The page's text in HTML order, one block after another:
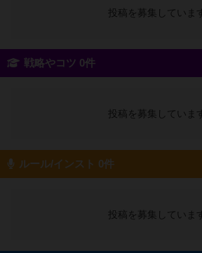
投稿を募集しています
戦略やコツ 0件
投稿を募集しています
ルール/インスト 0件
投稿を募集しています